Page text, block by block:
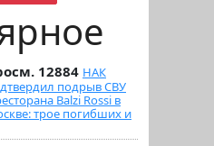
12884 НАК
подрыв СВУ
Balzi Rossi в
трое погибших и